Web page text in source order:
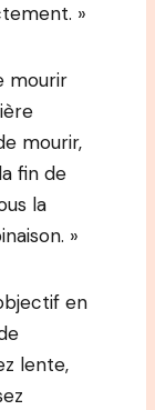
»
mourir
mourir,
fin de
la
»
en
lente,